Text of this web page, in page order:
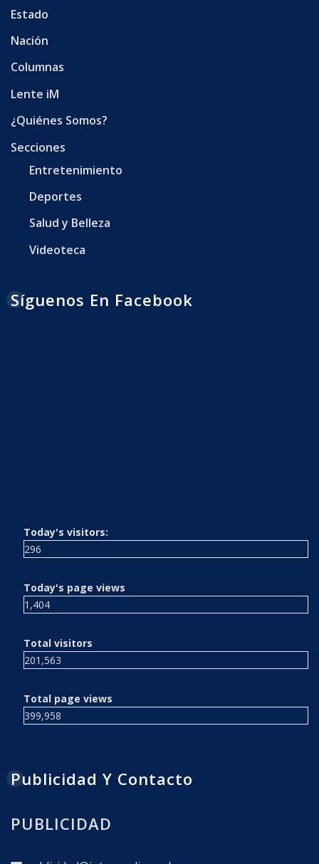
Estado
Nación
Columnas
Lente iM
¿Quiénes Somos?
Secciones
Entretenimiento
Deportes
Salud y Belleza
Videoteca
Síguenos En Facebook
Today's visitors:
296
Today's page views
1,404
Total visitors
201,563
Total page views
399,958
Publicidad Y Contacto
PUBLICIDAD